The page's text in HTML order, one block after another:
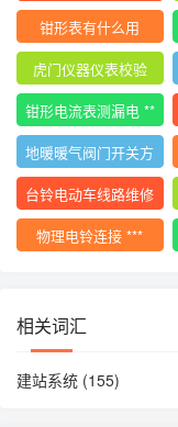
好用
钳形表有什么用
虎门仪器仪表校验
钳形电流表测漏电 **
*
地暖暖气阀门开关方
向图解视频
台铃电动车线路维修
技巧
物理电铃连接 ***
相关词汇
建站系统 (155)